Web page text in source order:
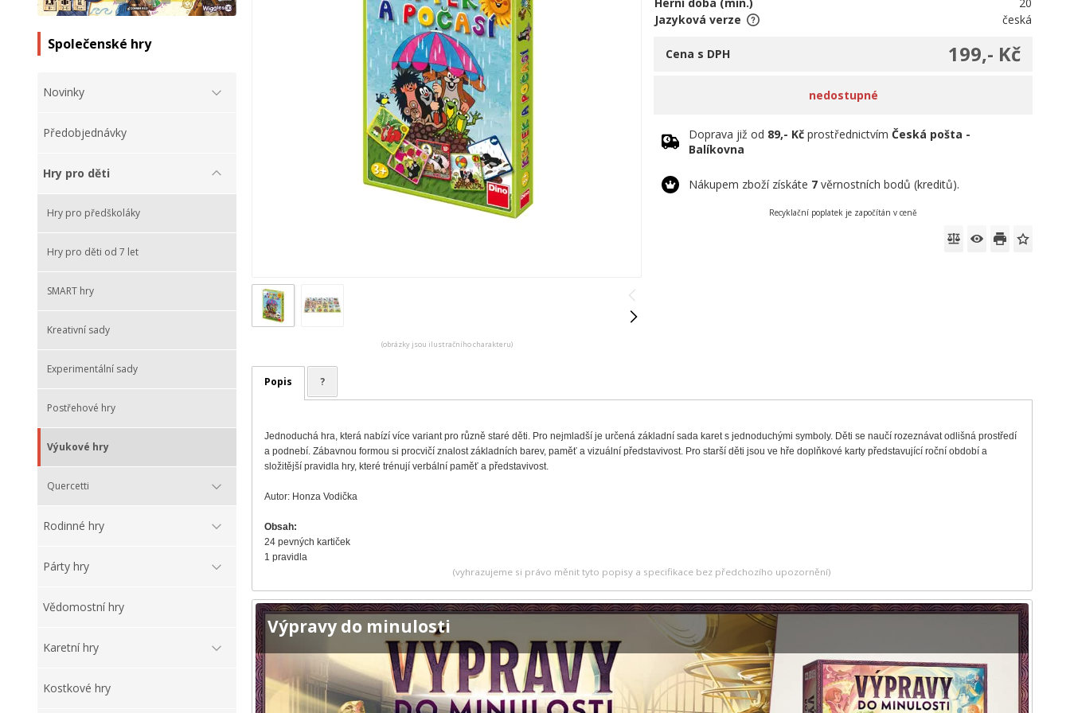
Společenské hry
Novinky
Předobjednávky
Hry pro děti
Hry pro předškoláky
Hry pro děti od 7 let
SMART hry
Kreativní sady
Experimentální sady
Postřehové hry
Výukové hry
Quercetti
Rodinné hry
Párty hry
Vědomostní hry
Karetní hry
Kostkové hry
(obrázky jsou ilustračního charakteru)
Herní doba (min.)
20
Jazyková verze
česká
199,- Kč
Cena s DPH
nedostupné
Doprava již od 89,- Kč prostřednictvímČeská pošta -
Balíkovna
Nákupem zboží získáte 7 věrnostních bodů (kreditů).
Recyklační poplatek je započítán v ceně
Popis ?
Jednoduchá hra, která nabízí více variant pro různě staré děti. Pro nejmladší je určená základní sada karet s jednoduchými symboly. Děti se naučí rozeznávat odlišná prostředí
a podnebí. Zábavnou formou si procvičí znalost základních barev, paměť a vizuální představivost. Pro starší děti jsou ve hře doplňkové karty představující roční období a
složitější pravidla hry, které trénují verbální paměť a představivost.
Autor: Honza Vodička
Obsah:
24 pevných kartiček
1 pravidla
(vyhrazujeme si právo měnit tyto popisy a specifikace bez předchozího upozornění)
Výpravy do minulosti